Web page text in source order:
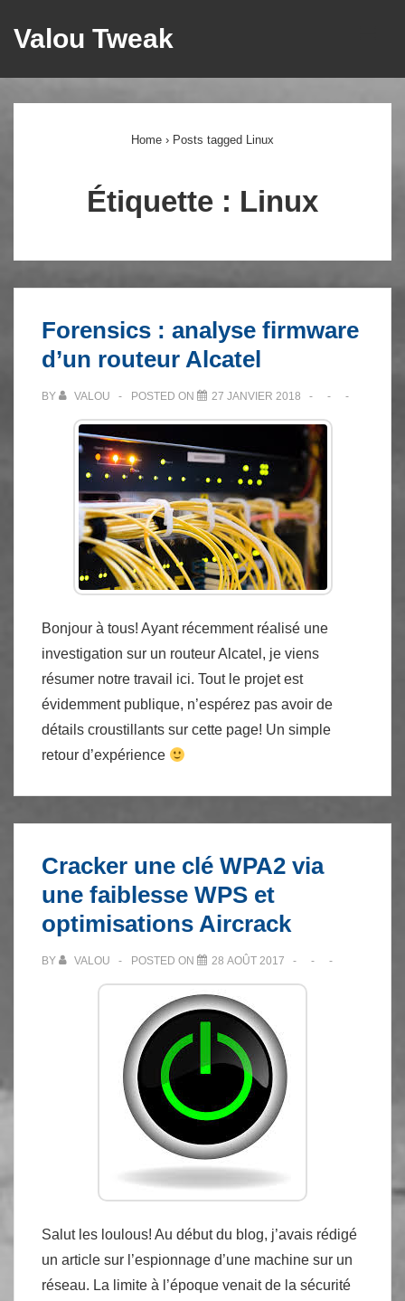
passer
Valou Tweak
Home › Posts tagged Linux
Étiquette : Linux
Forensics : analyse firmware
d’un routeur Alcatel
BY VALOU POSTED ON 27 JANVIER 2018
Bonjour à tous! Ayant récemment réalisé une
investigation sur un routeur Alcatel, je viens
résumer notre travail ici. Tout le projet est
évidemment publique, n’espérez pas avoir de
détails croustillants sur cette page! Un simple
retour d’expérience
Cracker une clé WPA2 via
une faiblesse WPS et
optimisations Aircrack
BY VALOU POSTED ON 28 AOÛT 2017
Salut les loulous! Au début du blog, j’avais rédigé
un article sur l’espionnage d’une machine sur un
réseau. La limite à l’époque venait de la sécurité